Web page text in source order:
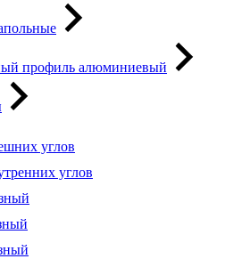
профиль алюминиевый
углов
углов